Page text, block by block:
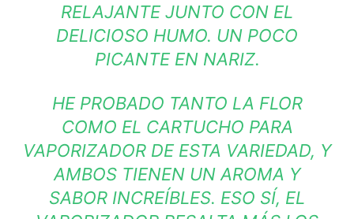
RELAJANTE JUNTO CON EL
DELICIOSO HUMO. UN POCO
PICANTE EN NARIZ.
HE PROBADO TANTO LA FLOR
COMO EL CARTUCHO PARA
VAPORIZADOR DE ESTA VARIEDAD, Y
AMBOS TIENEN UN AROMA Y
SABOR INCREÍBLES. ESO SÍ, EL